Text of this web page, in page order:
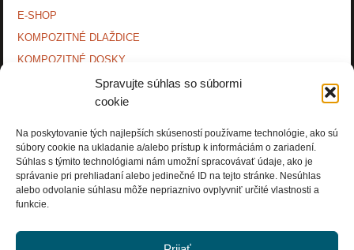
Spravujte súhlas so súbormi
cookie
Na poskytovanie tých najlepších skúseností používame technológie, ako sú
súbory cookie na ukladanie a/alebo prístup k informáciám o zariadení.
Súhlas s týmito technológiami nám umožní spracovávať údaje, ako je
správanie pri prehliadaní alebo jedinečné ID na tejto stránke. Nesúhlas
alebo odvolanie súhlasu môže nepriaznivo ovplyvniť určité vlastnosti a
funkcie.
E-SHOP
KOMPOZITNÉ DLAŽDICE
KOMPOZITNÉ DOSKY.
MONTÁŽNE NÁVODY
OCHRANA OSOBNÝCH ÚDAJOV
PRÍSLUŠENSTVO.
Zásady používania súborov cookie (EÚ)